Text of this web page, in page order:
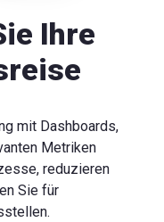
Ihre
mit Dashboards,
Metriken
reduzieren
Sie für